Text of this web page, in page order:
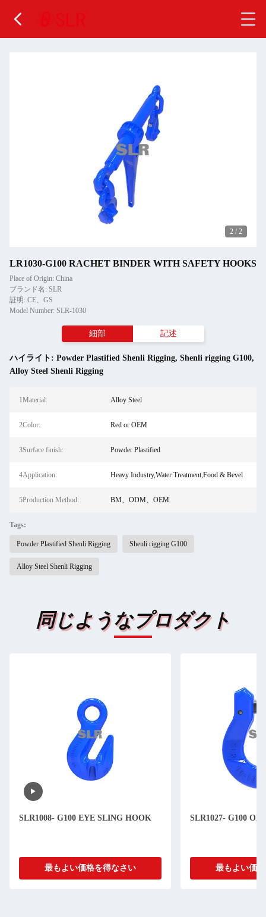
2 / 2
LR1030-G100 RACHET BINDER WITH SAFETY HOOKS
Place of Origin: China
ブランド名: SLR
証明: CE、GS
Model Number: SLR-1030
細部 記述
ハイライト: Powder Plastified Shenli Rigging, Shenli rigging G100,
Alloy Steel Shenli Rigging
1Material: Alloy Steel
2Color: Red or OEM
3Surface finish: Powder Plastified
4Application: Heavy Industry,Water Treatment,Food & Bevel
5Production Method: BM、ODM、OEM
Tags:
Powder Plastified Shenli Rigging Shenli rigging G100
Alloy Steel Shenli Rigging
同じようなプロダクト
SLR1008- G100 EYE SLING HOOK
最もよい価格を得なさい
SLR1027- G100
最もよい価